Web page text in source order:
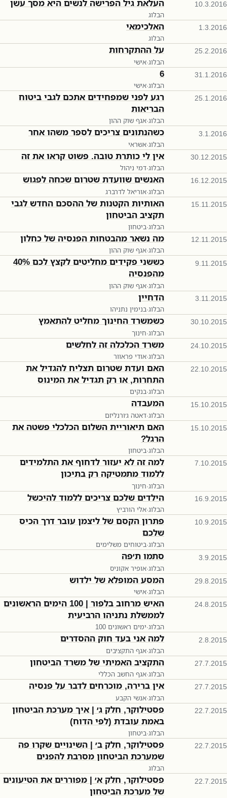
10.3.2016 העלאת גיל הפרישה לנשים היא מסך עשן
הבלוג
1.3.2016 האלכימאי
הבלוג
25.2.2016 על ההתקרחות
הבלוג·אישי
31.1.2016
6
הבלוג·אישי
25.1.2016
רגע לפני שמפחידים אתכם לגבי ביטוח
הבריאות
הבלוג·אגף שוק ההון
3.1.2016 כשהנתונים צריכים לספר משהו אחר
הבלוג·אשראי
30.12.2015 אין לי כותרת טובה. פשוט קראו את זה
הבלוג·דמי ניהול
16.12.2015 האנשים שוועדת שטרום שכחה לפגוש
הבלוג·אוריאל לדרברג
15.11.2015
האותיות הקטנות של ההסכם החדש לגבי
תקציב הביטחון
הבלוג·ביטחון
12.11.2015 מה נשאר מהבטחות הפנסיה של כחלון
הבלוג·אגף שוק ההון
9.11.2015
כששני פקידים מחליטים לקצץ לכם 40%
מהפנסיה
הבלוג·אגף שוק ההון
3.11.2015 הדחיין
הבלוג·בנימין נתניהו
30.10.2015 כשמשרד החינוך מחליט להתאמץ
הבלוג·חינוך
24.10.2015 משרד הכלכלה זה לחלשים
הבלוג·אודי פראוור
22.10.2015
האם ועדת שטרום תצליח להגדיל את
התחרות, או רק תגדיל את המינוס
הבלוג·בנקים
15.10.2015 המעבדה
הבלוג·דאטה ג׳ורנליזם
15.10.2015
האם תיאוריית השלום הכלכלי פשטה את
הרגל?
הבלוג·ביטחון
7.10.2015
למה זה לא יעזור לדחוף את התלמידים
ללמוד מתמטיקה רק בתיכון
הבלוג·חינוך
16.9.2015 הילדים שלכם צריכים ללמוד להיכשל
הבלוג·אלי הורביץ
10.9.2015
פתרון הקסם של ליצמן עובר דרך הכיס
שלכם
הבלוג·ביטוחים משלימים
3.9.2015 סתמו ת׳פה
הבלוג·אופיר אקוניס
29.8.2015 המסע המופלא של ילדוש
הבלוג·אישי
24.8.2015
האיש מרחוב בלפור | 100 הימים הראשונים
לממשלת נתניהו הרביעית
הבלוג·100 ימים ראשונים
2.8.2015 למה אני בעד חוק ההסדרים
הבלוג·אגף התקציבים
27.7.2015 התקציב האמיתי של משרד הביטחון
הבלוג·אגף החשב הכללי
27.7.2015 אין ברירה, מוכרחים לדבר על פנסיה
הבלוג·אנשי הקבע
22.7.2015
פסטילוקר, חלק ג׳ | איך מערכת הביטחון
באמת עובדת (לפי הדוח)
הבלוג·ביטחון
22.7.2015
פסטילוקר, חלק ב׳ | השינויים שקרו פה
שמערכת הביטחון מסרבת להפנים
הבלוג
22.7.2015
פסטילוקר, חלק א׳ | מפוררים את הטיעונים
של מערכת הביטחון